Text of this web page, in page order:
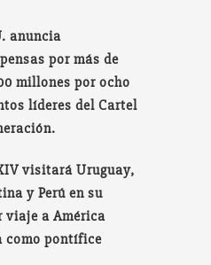
anuncia
por más de
millones por ocho
líderes del Cartel
visitará Uruguay,
y Perú en su
viaje a América
como pontífice